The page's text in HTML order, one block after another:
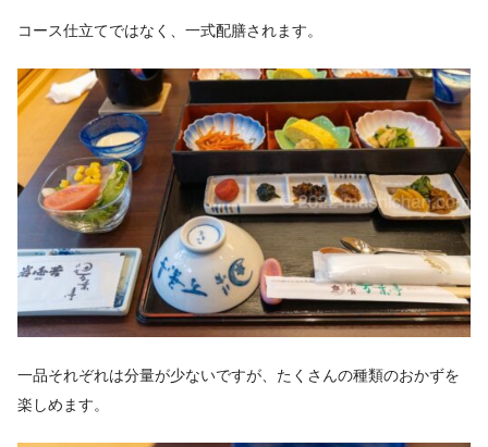
コース仕立てではなく、一式配膳されます。
一品それぞれは分量が少ないですが、たくさんの種類のおかずを
楽しめます。